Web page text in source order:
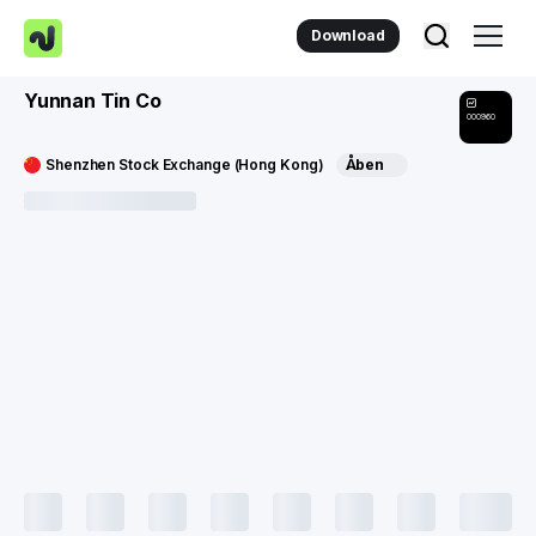
Download
Yunnan Tin Co
000960
Shenzhen Stock Exchange (Hong Kong) Åben